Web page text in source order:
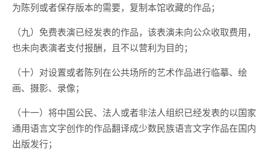
为陈列或者保存版本的需要，复制本馆收藏的作品；
（九）免费表演已经发表的作品，该表演未向公众收取费用，
也未向表演者支付报酬，且不以营利为目的；
（十）对设置或者陈列在公共场所的艺术作品进行临摹、绘
画、摄影、录像；
（十一）将中国公民、法人或者非法人组织已经发表的以国家
通用语言文字创作的作品翻译成少数民族语言文字作品在国内
出版发行；